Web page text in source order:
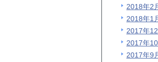
2018年2
2018年1
2017年
2017年
2017年9